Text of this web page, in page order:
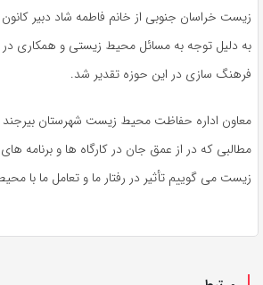
زیست خراسان جنوبی از خانم فاطمه شاد دبیر
به دلیل توجه به مسائل محیط زیستی و همکاری در
فرهنگ سازی در این حوزه تقدیر شد.
معاون اداره حفاظت محیط زیست شهرستان بیرجند
مطالبی که در از عمق جان در کارگاه ها و برنامه
زیست می گوییم تأثیر در رفتار ما و تعامل ما با